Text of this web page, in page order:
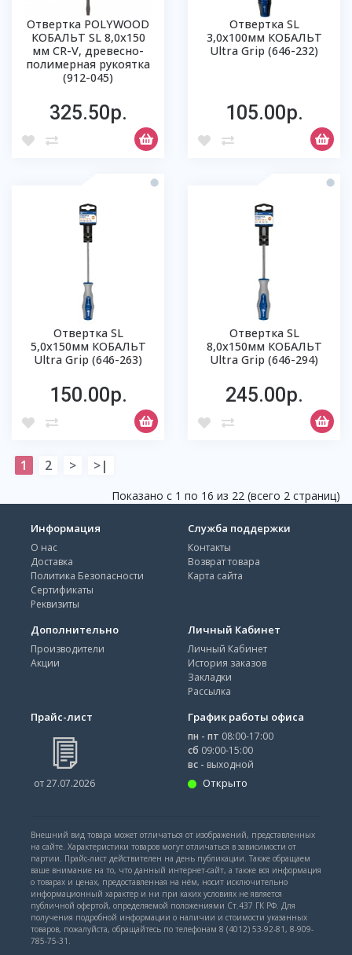
Отвертка POLYWOOD
КОБАЛЬТ SL 8,0х150
мм CR-V, древесно-
полимерная рукоятка
(912-045)
325.50р.
Отвертка SL
3,0х100мм КОБАЛЬТ
Ultra Grip (646-232)
105.00р.
Отвертка SL
5,0х150мм КОБАЛЬТ
Ultra Grip (646-263)
150.00р.
Отвертка SL
8,0х150мм КОБАЛЬТ
Ultra Grip (646-294)
245.00р.
1 2 > >|
Показано с 1 по 16 из 22 (всего 2 страниц)
Информация
О нас
Доставка
Политика Безопасности
Сертификаты
Реквизиты
Служба поддержки
Контакты
Возврат товара
Карта сайта
Дополнительно
Производители
Акции
Личный Кабинет
Личный Кабинет
История заказов
Закладки
Рассылка
Прайс-лист
от 27.07.2026
График работы офиса
пн - пт 08:00-17:00
сб 09:00-15:00
вс - выходной
Открыто
Внешний вид товара может отличаться от изображений, представленных
на сайте. Характеристики товаров могут отличаться в зависимости от
партии. Прайс-лист действителен на день публикации. Также обращаем
ваше внимание на то, что данный интернет-сайт, а также вся информация
о товарах и ценах, предоставленная на нём, носит исключительно
информационный характер и ни при каких условиях не является
публичной офертой, определяемой положениями Ст.437 ГК РФ. Для
получения подробной информации о наличии и стоимости указанных
товаров, пожалуйста, обращайтесь по телефонам 8 (4012) 53-92-81, 8-909-
785-75-31.